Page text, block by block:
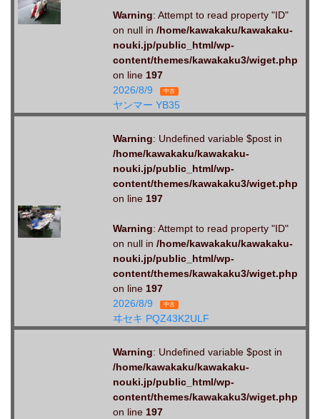
Warning: Attempt to read property "ID"
on null in /home/kawakaku/kawakaku-
nouki.jp/public_html/wp-
content/themes/kawakaku3/wiget.php
on line 197
2026/8/9
中古
ヤンマー YB35
Warning: Undefined variable $post in
/home/kawakaku/kawakaku-
nouki.jp/public_html/wp-
content/themes/kawakaku3/wiget.php
on line 197
Warning: Attempt to read property "ID"
on null in /home/kawakaku/kawakaku-
nouki.jp/public_html/wp-
content/themes/kawakaku3/wiget.php
on line 197
2026/8/9
中古
ヰセキ PQZ43K2ULF
Warning: Undefined variable $post in
/home/kawakaku/kawakaku-
nouki.jp/public_html/wp-
content/themes/kawakaku3/wiget.php
on line 197